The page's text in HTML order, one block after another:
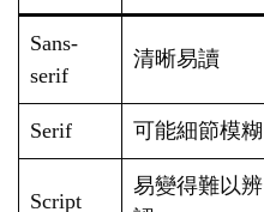
Sans-
serif
清晰易讀
Serif 可能細節模糊
Script
易變得難以辨